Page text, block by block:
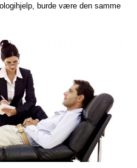
burde være den samme